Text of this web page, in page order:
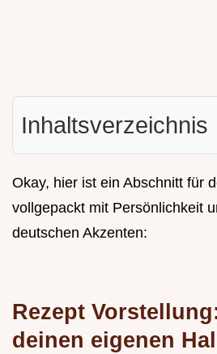
Inhaltsverzeichnis
Okay, hier ist ein Abschnitt für
vollgepackt mit Persönlichkeit
deutschen Akzenten:
Rezept
deinen eigenen